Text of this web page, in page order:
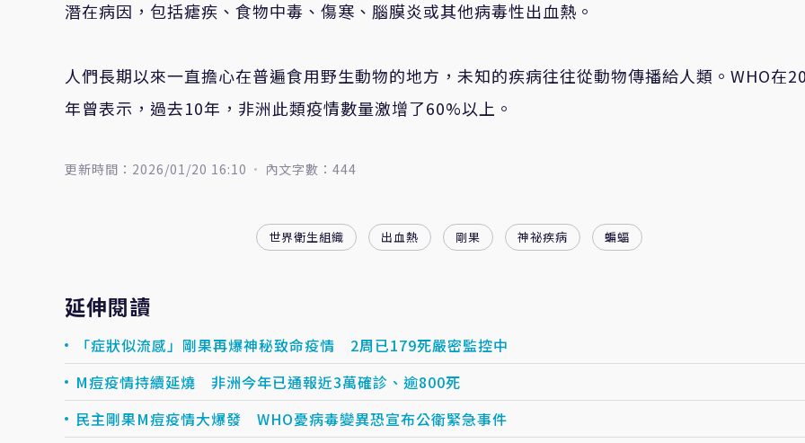
潛在病因，包括瘧疾、食物中毒、傷寒、腦膜炎或其他病毒性出血熱。
人們長期以來一直擔心在普遍食用野生動物的地方，未知的疾病往往從動物傳播給人類。WHO在
年曾表示，過去10年，非洲此類疫情數量激增了60%以上。
更新時間：2026/01/20 16:10 內文字數：444
世界衛生組織 出血熱 剛果 神祕疾病 蝙蝠
延伸閱讀
「症狀似流感」剛果再爆神秘致命疫情 2周已179死嚴密監控中
M痘疫情持續延燒 非洲今年已通報近3萬確診、逾800死
民主剛果M痘疫情大爆發 WHO憂病毒變異恐宣布公衛緊急事件